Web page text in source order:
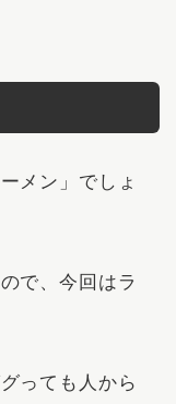
メン」でしょ
で、今回はラ
っても人から